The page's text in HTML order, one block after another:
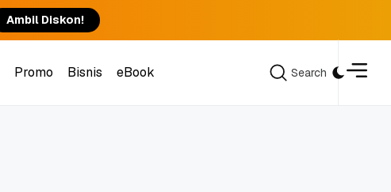
Ambil Diskon!
Promo
Bisnis
eBook
Search